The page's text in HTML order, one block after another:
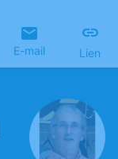
E-mail Lien